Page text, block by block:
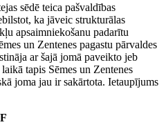
sēdē teica pašvaldības
ka jāveic strukturālas
apsaimniekošanu padarītu
un Zentenes pagastu pārvaldes
ar šajā jomā paveikto jeb
tapis Sēmes un Zentenes
joma jau ir sakārtota. Ietaupījums